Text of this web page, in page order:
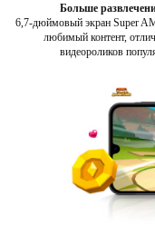
Больше
6,7-дюймовый экран Super
любимый контент,
видеороликов